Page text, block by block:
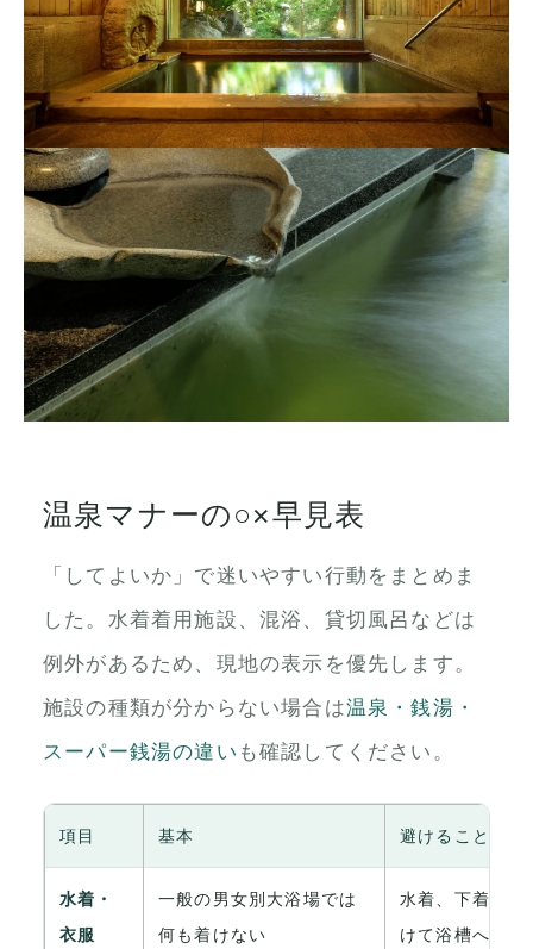
温泉マナーの○×早見表
「してよいか」で迷いやすい行動をまとめま
した。水着着用施設、混浴、貸切風呂などは
例外があるため、現地の表示を優先します。
施設の種類が分からない場合は温泉・銭湯・
スーパー銭湯の違い も確認してください。
項目 基本 避けること
水着・
衣服
一般の男女別大浴場では
何も着けない
水着、下着、バ
けて浴槽へ入る